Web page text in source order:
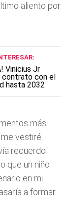
aliento por
Vinicius Jr
contrato con el
hasta 2032
más
vestiré
recuerdo
que un niño
en mi
a formar